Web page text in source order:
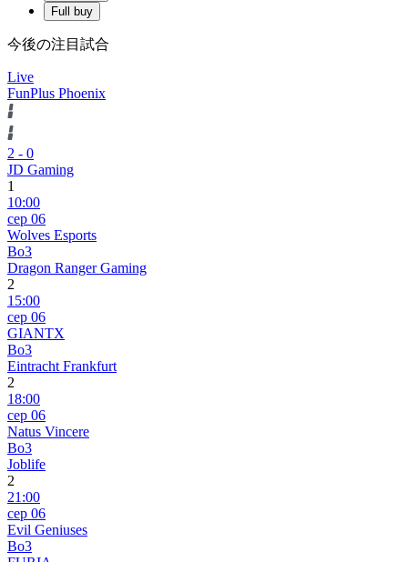
Full buy
今後の注目試合
Live
FunPlus Phoenix
2 - 0
JD Gaming
1
10:00
сер 06
Wolves Esports
Bo3
Dragon Ranger Gaming
2
15:00
сер 06
GIANTX
Bo3
Eintracht Frankfurt
2
18:00
сер 06
Natus Vincere
Bo3
Joblife
2
21:00
сер 06
Evil Geniuses
Bo3